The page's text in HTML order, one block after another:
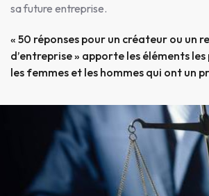
sa future entreprise.
« 50 réponses pour un créateur ou un
d’entreprise » apporte les éléments
les femmes et les hommes qui ont un